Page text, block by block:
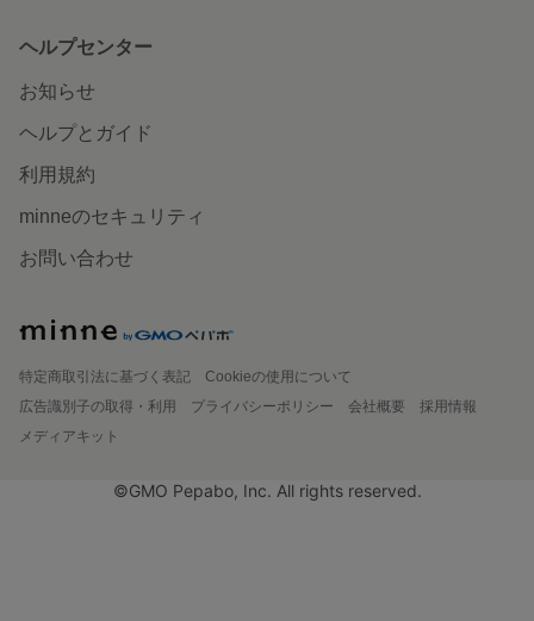
ヘルプセンター
お知らせ
ヘルプとガイド
利用規約
minneのセキュリティ
お問い合わせ
特定商取引法に基づく表記
Cookieの使用について
広告識別子の取得・利用
プライバシーポリシー 会社概要
採用情報
メディアキット
©GMO Pepabo, Inc. All rights reserved.